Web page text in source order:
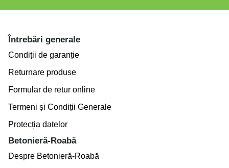
Întrebări generale
Condiții de garanție
Returnare produse
Formular de retur online
Termeni și Condiții Generale
Protecția datelor
Betonieră-Roabă
Despre Betonieră-Roabă